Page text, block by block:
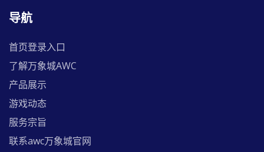
导航
首页登录入口
了解万象城AWC
产品展示
游戏动态
服务宗旨
联系awc万象城官网